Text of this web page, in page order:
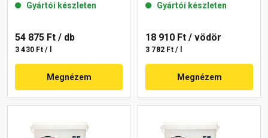
Gyártói készleten
54 875 Ft / db
3 430 Ft / l
Megnézem
Gyártói készleten
18 910 Ft / vödör
3 782 Ft / l
Megnézem